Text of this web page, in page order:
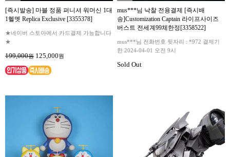
[즉시발송] 마블 정품 퍼니셔 워머신 1대
1헬멧 Replica Exclusive [3355378]
★네이버 스토아에서 카드결제 가능합니다
★
199,000원 125,000원
mus***님 낙찰 전용결제 [즉시배
송]Customization Captain 라이프사이즈
버스트 전세계99체한정[3358522]
mus***님 전화번호 뒷자리 : *972 결제기
한 2024-04-01 오전 9시
Sold Out